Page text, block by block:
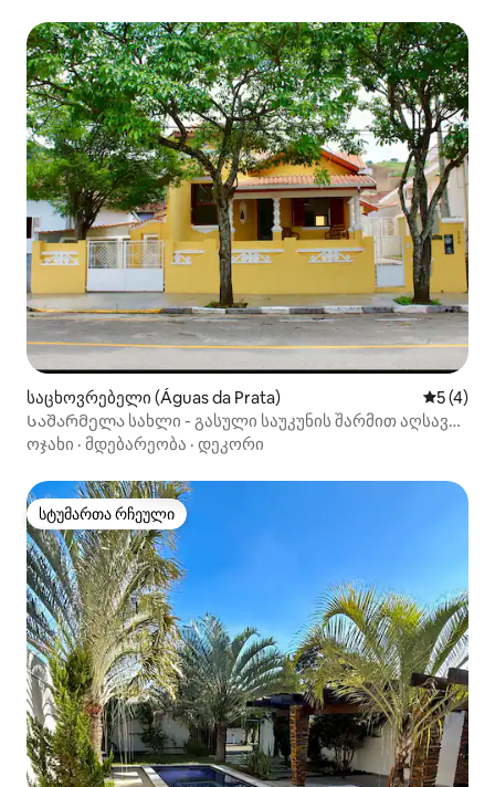
საცხოვრებელი (Águas da Prata)
5 (4)
Საშარმელა სახლი - გასული საუკუნის შარმით აღსავსე
აღდგენილი რეზიდენცია
ოჯახი · მდებარეობა · დეკორი
სტუმართა რჩეული
სტუმართა რჩეული